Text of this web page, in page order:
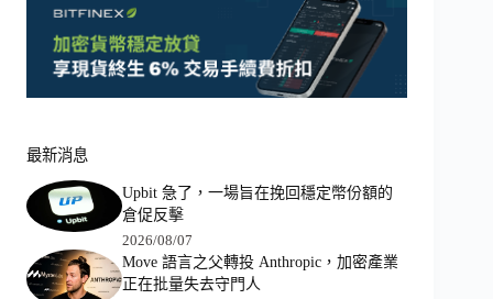
最新消息
Upbit 急了，一場旨在挽回穩定幣份額的
倉促反擊
2026/08/07
Move 語言之父轉投 Anthropic，加密產業
正在批量失去守門人